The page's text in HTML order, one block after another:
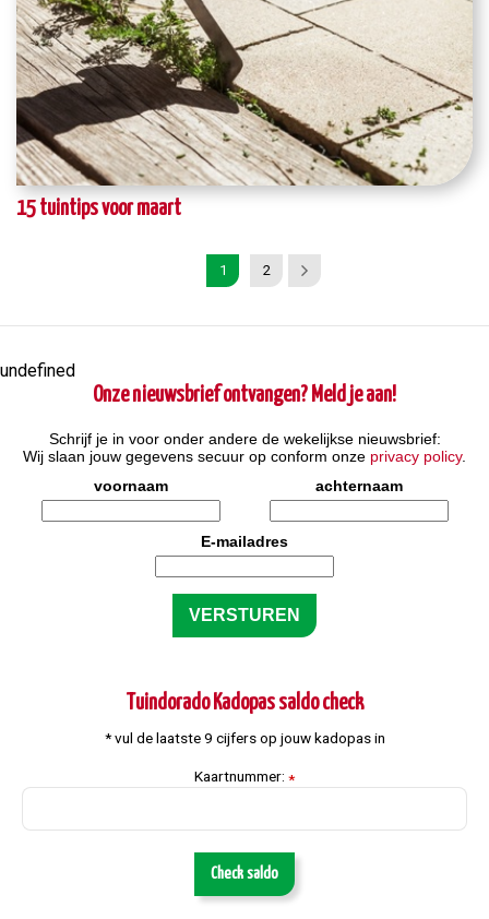
15 tuintips voor maart
1 2
undefined
Onze nieuwsbrief ontvangen? Meld je aan!
Schrijf je in voor onder andere de wekelijkse nieuwsbrief:
Wij slaan jouw gegevens secuur op conform onze privacy policy.
voornaam
achternaam
E-mailadres
Tuindorado Kadopas saldo check
* vul de laatste 9 cijfers op jouw kadopas in
Kaartnummer: *
Check saldo